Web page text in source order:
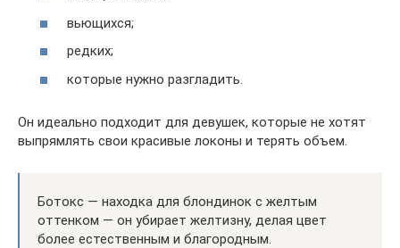
вьющихся;
редких;
которые нужно разгладить.
Он идеально подходит для девушек, которые не хотят
выпрямлять свои красивые локоны и терять объем.
Ботокс — находка для блондинок с желтым
оттенком — он убирает желтизну, делая цвет
более естественным и благородным.